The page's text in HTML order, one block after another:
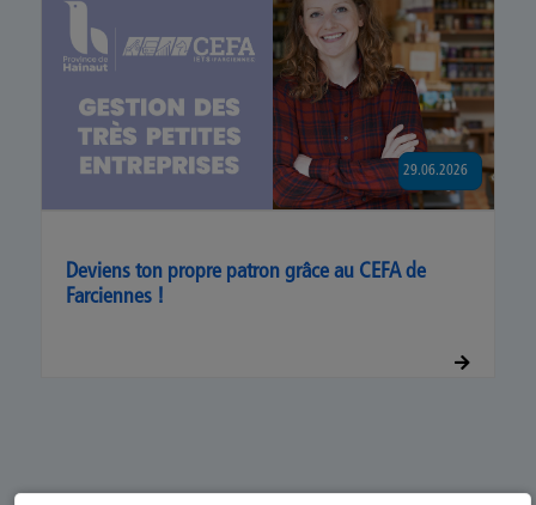
Deviens ton propre patron grâce au CEFA de
Farciennes !
29.06.2026